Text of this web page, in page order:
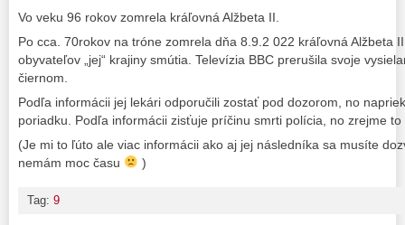
Vo veku 96 rokov zomrela kráľovná Alžbeta II.
Po cca. 70rokov na tróne zomrela dňa 8.9.2 022 kráľovná Alžbeta
obyvateľov „jej“ krajiny smútia. Televízia BBC prerušila svoje
čiernom.
Podľa informácii jej lekári odporučili zostať pod dozorom, no
poriadku. Podľa informácii zisťuje príčinu smrti polícia, no zrejme
(Je mi to ľúto ale viac informácii ako aj jej následníka sa musíte
nemám moc času
)
Tag: 9